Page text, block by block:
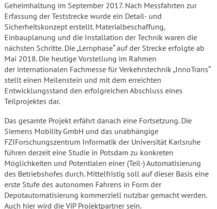
Geheimhaltung im September 2017. Nach Messfahrten zur
Erfassung der Teststrecke wurde ein Detail- und
Sicherheitskonzept erstellt. Materialbeschaffung,
Einbauplanung und die Installation der Technik waren die
nächsten Schritte. Die „Lernphase“ auf der Strecke erfolgte ab
Mai 2018. Die heutige Vorstellung im Rahmen
der internationalen Fachmesse für Verkehrstechnik „InnoTrans“
stellt einen Meilenstein und mit dem erreichten
Entwicklungsstand den erfolgreichen Abschluss eines
Teilprojektes dar.
Das gesamte Projekt erfährt danach eine Fortsetzung. Die
Siemens Mobility GmbH und das unabhängige
FZIForschungszentrum Informatik der Universität Karlsruhe
führen derzeit eine Studie in Potsdam zu konkreten
Möglichkeiten und Potentialen einer (Teil-) Automatisierung
des Betriebshofes durch. Mittelfristig soll auf dieser Basis eine
erste Stufe des autonomen Fahrens in Form der
Depotautomatisierung kommerziell nutzbar gemacht werden.
Auch hier wird die ViP Projektpartner sein.